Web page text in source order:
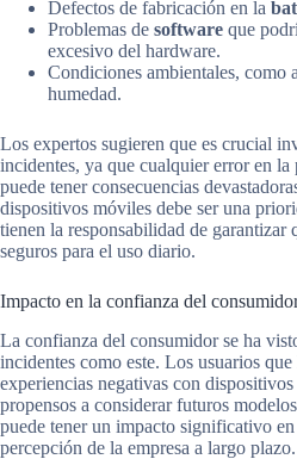
Defectos de fabricación en la
Problemas de software que
excesivo del hardware.
Condiciones ambientales, como
humedad.
Los expertos sugieren que es crucial
incidentes, ya que cualquier error en la
puede tener consecuencias
dispositivos móviles debe ser una
tienen la responsabilidad de garantizar
seguros para el uso diario.
Impacto en la confianza del
La confianza del consumidor se ha
incidentes como este. Los usuarios
experiencias negativas con
propensos a considerar futuros
puede tener un impacto significativo
percepción de la empresa a largo plazo.